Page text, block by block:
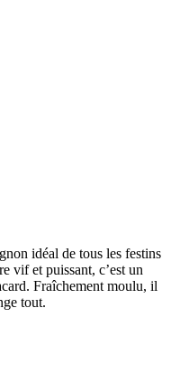
idéal de tous les festins
vif et puissant, c’est un
Fraîchement moulu, il
tout.